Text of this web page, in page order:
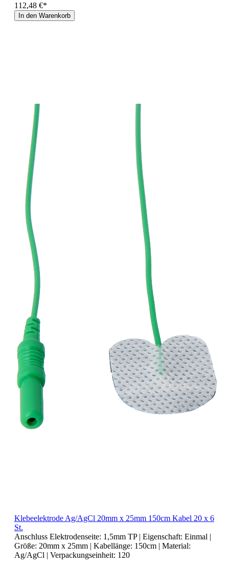
112,48 €*
In den Warenkorb
Klebeelektrode Ag/AgCl 20mm x 25mm 150cm Kabel 20 x 6
St.
Anschluss Elektrodenseite: 1,5mm TP | Eigenschaft: Einmal |
Größe: 20mm x 25mm | Kabellänge: 150cm | Material:
Ag/AgCl | Verpackungseinheit: 120